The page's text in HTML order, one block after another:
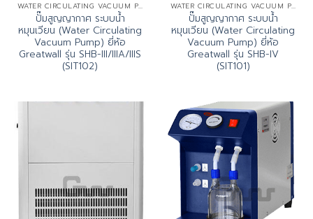
WATER CIRCULATING VACUUM PUMP
ปั๊มสูญญากาศ ระบบน้ำ
หมุนเวียน (Water Circulating
Vacuum Pump) ยี่ห้อ
Greatwall รุ่น SHB-III/IIIA/IIIS
(SIT102)
WATER CIRCULATING VACUUM PUMP
ปั๊มสูญญากาศ ระบบน้ำ
หมุนเวียน (Water Circulating
Vacuum Pump) ยี่ห้อ
Greatwall รุ่น SHB-IV
(SIT101)